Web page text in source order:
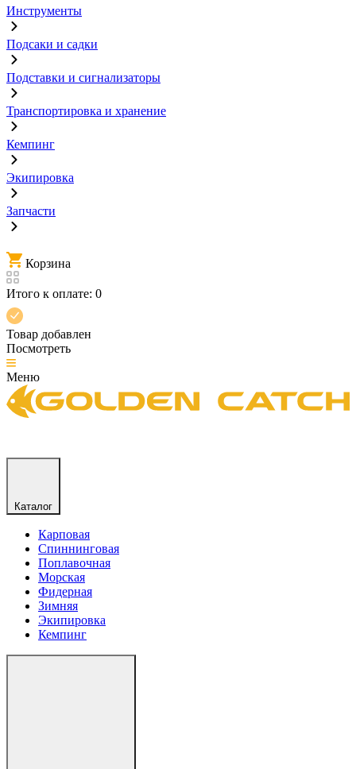
Инструменты
Подсаки и садки
Подставки и сигнализаторы
Транспортировка и хранение
Кемпинг
Экипировка
Запчасти
Корзина
Итого к оплате: 0
Товар добавлен
Посмотреть
Меню
Каталог
Карповая
Спиннинговая
Поплавочная
Морская
Фидерная
Зимняя
Экипировка
Кемпинг